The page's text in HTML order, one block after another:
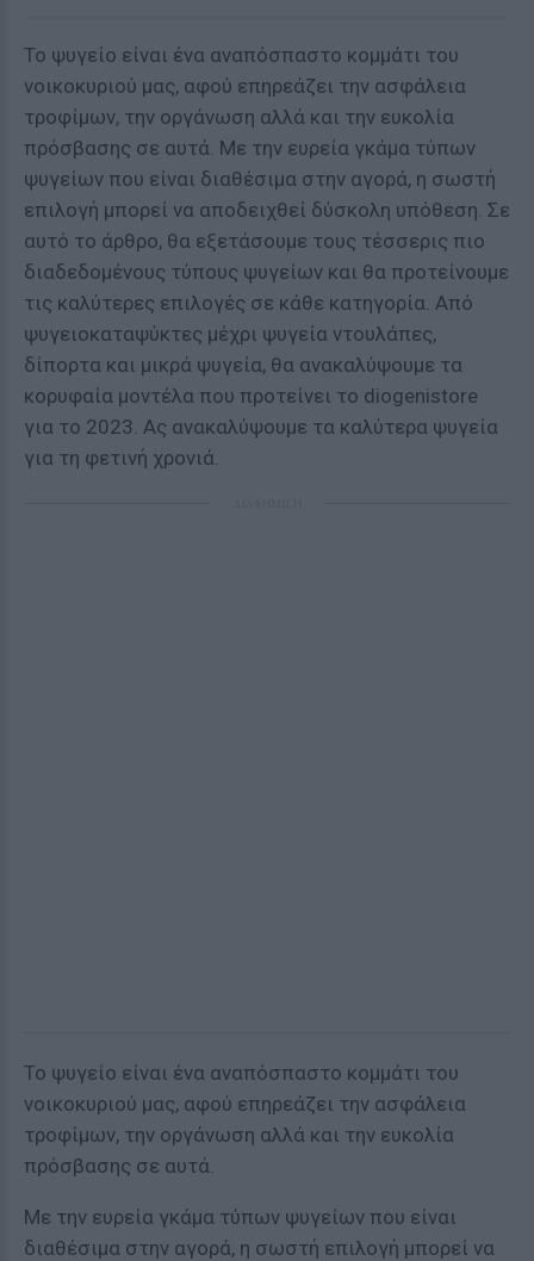
Το ψυγείο είναι ένα αναπόσπαστο κομμάτι του
νοικοκυριού μας, αφού επηρεάζει την ασφάλεια
τροφίμων, την οργάνωση αλλά και την ευκολία
πρόσβασης σε αυτά. Με την ευρεία γκάμα τύπων
ψυγείων που είναι διαθέσιμα στην αγορά, η σωστή
επιλογή μπορεί να αποδειχθεί δύσκολη υπόθεση. Σε
αυτό το άρθρο, θα εξετάσουμε τους τέσσερις πιο
διαδεδομένους τύπους ψυγείων και θα προτείνουμε
τις καλύτερες επιλογές σε κάθε κατηγορία. Από
ψυγειοκαταψύκτες μέχρι ψυγεία ντουλάπες,
δίπορτα και μικρά ψυγεία, θα ανακαλύψουμε τα
κορυφαία μοντέλα που προτείνει το diogenistore
για το 2023. Ας ανακαλύψουμε τα καλύτερα ψυγεία
για τη φετινή χρονιά.
Το ψυγείο είναι ένα αναπόσπαστο κομμάτι του
νοικοκυριού μας, αφού επηρεάζει την ασφάλεια
τροφίμων, την οργάνωση αλλά και την ευκολία
πρόσβασης σε αυτά.
Με την ευρεία γκάμα τύπων ψυγείων που είναι
διαθέσιμα στην αγορά, η σωστή επιλογή μπορεί να